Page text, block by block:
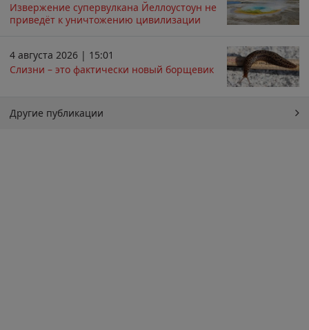
Извержение супервулкана Йеллоустоун не
приведёт к уничтожению цивилизации
4 августа 2026 | 15:01
Слизни – это фактически новый борщевик
Другие публикации